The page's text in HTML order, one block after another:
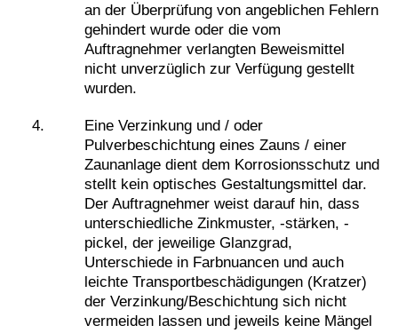
an der Überprüfung von angeblichen Fehlern
gehindert wurde oder die vom
Auftragnehmer verlangten Beweismittel
nicht unverzüglich zur Verfügung gestellt
wurden.
Eine Verzinkung und / oder
Pulverbeschichtung eines Zauns / einer
Zaunanlage dient dem Korrosionsschutz und
stellt kein optisches Gestaltungsmittel dar.
Der Auftragnehmer weist darauf hin, dass
unterschiedliche Zinkmuster, -stärken, -
pickel, der jeweilige Glanzgrad,
Unterschiede in Farbnuancen und auch
leichte Transportbeschädigungen (Kratzer)
der Verzinkung/Beschichtung sich nicht
vermeiden lassen und jeweils keine Mängel